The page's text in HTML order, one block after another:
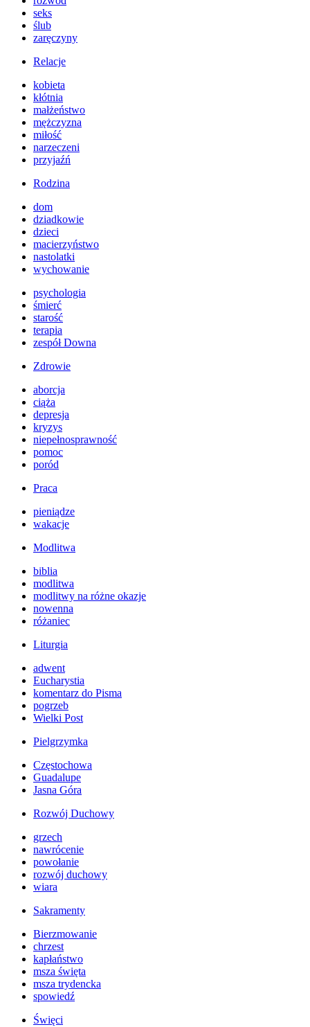
seks
ślub
zaręczyny
Relacje
kobieta
kłótnia
małżeństwo
mężczyzna
miłość
narzeczeni
przyjaźń
Rodzina
dom
dziadkowie
dzieci
macierzyństwo
nastolatki
wychowanie
psychologia
śmierć
starość
terapia
zespół Downa
Zdrowie
aborcja
ciąża
depresja
kryzys
niepełnosprawność
pomoc
poród
Praca
pieniądze
wakacje
Modlitwa
biblia
modlitwa
modlitwy na różne okazje
nowenna
różaniec
Liturgia
adwent
Eucharystia
komentarz do Pisma
pogrzeb
Wielki Post
Pielgrzymka
Częstochowa
Guadalupe
Jasna Góra
Rozwój Duchowy
grzech
nawrócenie
powołanie
rozwój duchowy
wiara
Sakramenty
Bierzmowanie
chrzest
kapłaństwo
msza święta
msza trydencka
spowiedź
Święci